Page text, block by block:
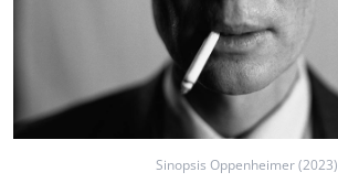
Sinopsis Oppenheimer (2023)